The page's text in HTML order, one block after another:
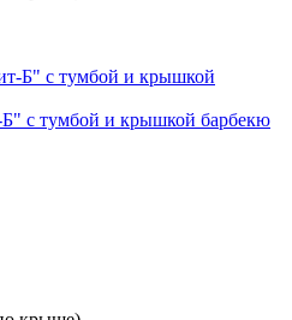
с тумбой и крышкой барбекю